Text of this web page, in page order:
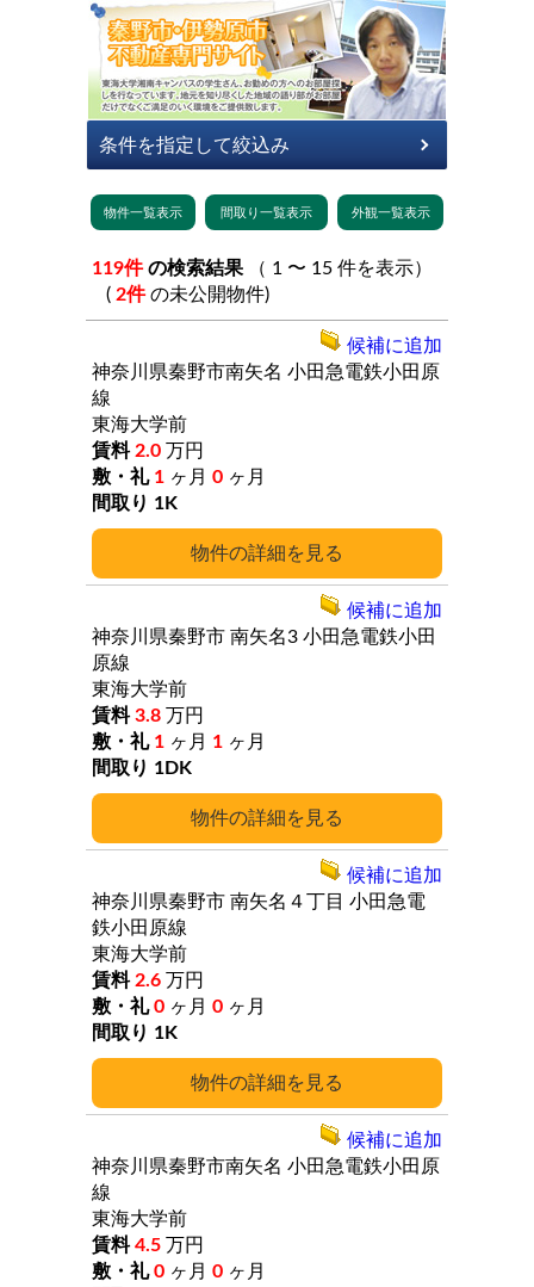
119件 の検索結果
( 2件 の未公開物件)
詳細
神奈川県秦野市南矢名 小田急電鉄小田原
線
東海大学前
2.0 万円
1 ヶ月 0 ヶ月
1K
候補に追加
詳細
神奈川県秦野市 南矢名3 小田急電鉄小田
原線
東海大学前
3.8 万円
1 ヶ月 1 ヶ月
1DK
候補に追加
詳細
神奈川県秦野市 南矢名４丁目 小田急電
鉄小田原線
東海大学前
2.6 万円
0 ヶ月 0 ヶ月
1K
候補に追加
神奈川県秦野市南矢名 小田急電鉄小田原
線
東海大学前
4.5 万円
0 ヶ月 0 ヶ月
候補に追加